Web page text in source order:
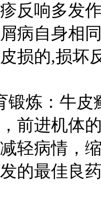
反响多发
病自身相
损的,损坏
炼：牛皮
前进机体
轻病情，
的最佳良